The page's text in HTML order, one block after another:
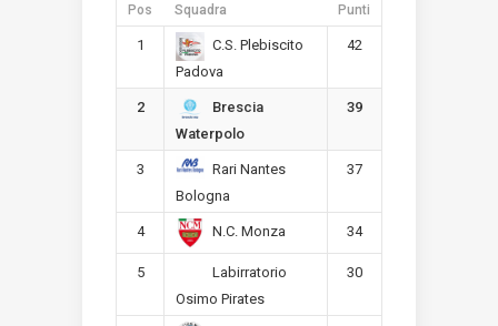
Pos Squadra Punti
1
C.S. Plebiscito
Padova
42
2
Brescia
Waterpolo
39
3
Rari Nantes
Bologna
37
4 N.C. Monza 34
5
Labirratorio
Osimo Pirates
30